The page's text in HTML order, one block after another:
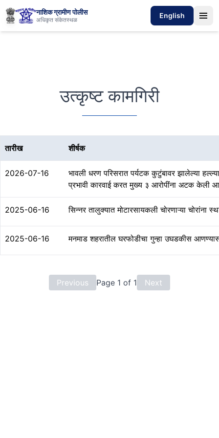
नाशिक ग्रामीण पोलीस
अधिकृत संकेतस्थळ
English
उत्कृष्ट कामगिरी
तारीख शीर्षक
2026-07-16
भावली धरण परिसरात पर्यटक कुटुंबावर झालेल्या
प्रभावी कारवाई करत मुख्य ३ आरोपींना अटक केली
2025-06-16 सिन्नर तालुक्यात मोटारसायकली चोरणाऱ्या
2025-06-16 मनमाड शहरातील घरफोडीचा गुन्हा उघडकीस
Previous Page 1 of 1 Next